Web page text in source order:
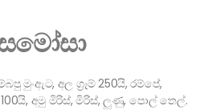
මුංඇට, අල ග්‍රෑම් 250යි, රම්පේ,
100යි, අමු මිරිස්, මිරිස්, ලුණු, පොල් තෙල්.